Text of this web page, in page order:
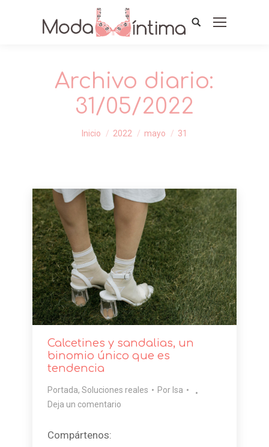
Archivo diario:
31/05/2022
Inicio 2022 mayo 31
Calcetines y sandalias, un
binomio único que es
tendencia
Portada, Soluciones reales Por Isa
Deja un comentario
Compártenos: